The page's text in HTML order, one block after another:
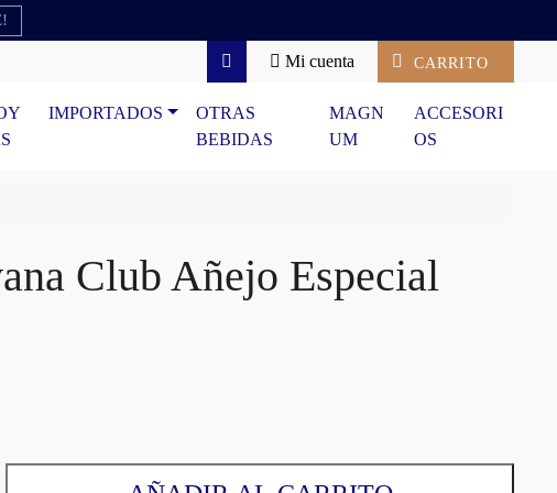
Search
Mi cuenta CARRITO
IMPORTADOS
OTRAS
BEBIDAS
MAGN
UM
ACCESORI
OS
Club Añejo Especial